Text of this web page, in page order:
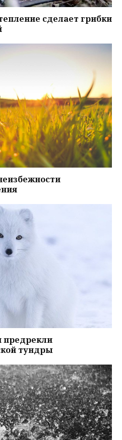
сделает грибки
предрекли
тундры